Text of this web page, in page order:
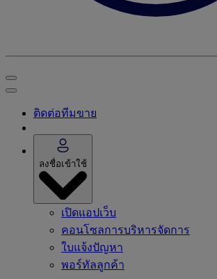
ติดต่อทีมขาย
ลงชื่อเข้าใช้
เปิดแอปเว็บ
คอนโซลการบริหารจัดการ
ใบแจ้งปัญหา
พอร์ทัลลูกค้า